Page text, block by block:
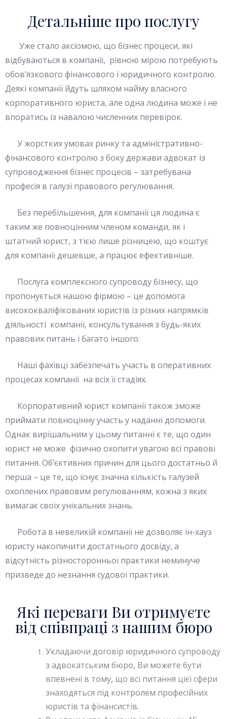
Детальніше про послугу
Уже стало аксіомою, що бізнес процеси, які
відбуваються в компанії, рівною мірою потребують
обов’язкового фінансового і юридичного контролю.
Деякі компанії йдуть шляхом найму власного
корпоративного юриста, але одна людина може і не
впоратись із навалою численних перевірок.
У жорстких умовах ринку та адміністративно-
фінансового контролю з боку держави адвокат із
супроводження бізнес процесів – затребувана
професія в галузі правового регулювання.
Без перебільшення, для компанії ця людина є
таким же повноцінним членом команди, як і
штатний юрист, з тією лише різницею, що коштує
для компанії дешевше, а працює ефективніше.
Послуга комплексного супроводу бізнесу, що
пропонується нашою фірмою – це допомога
висококваліфікованих юристів із різних напрямків
діяльності компанії, консультування з будь-яких
правових питань і багато іншого.
Наші фахівці забезпечать участь в оперативних
процесах компанії на всіх її стадіях.
Корпоративний юрист компанії також зможе
приймати повноцінну участь у наданні допомоги.
Однак вирішальним у цьому питанні є те, що один
юрист не може фізично охопити увагою всі правові
питання. Об’єктивних причин для цього достатньо й
перша – це те, що існує значна кількість галузей
охоплених правовим регулюванням, кожна з яких
вимагає своїх унікальних знань.
Робота в невеликій компанії не дозволяє ін-хауз
юристу накопичити достатнього досвіду, а
відсутність різносторонньої практики неминуче
призведе до незнання судової практики.
Які переваги Ви отримуєте
від співпраці з нашим бюро
Укладаючи договір юридичного супроводу
з адвокатським бюро, Ви можете бути
впевнені в тому, що всі питання цієї сфери
знаходяться під контролем професійних
юристів та фінансистів.